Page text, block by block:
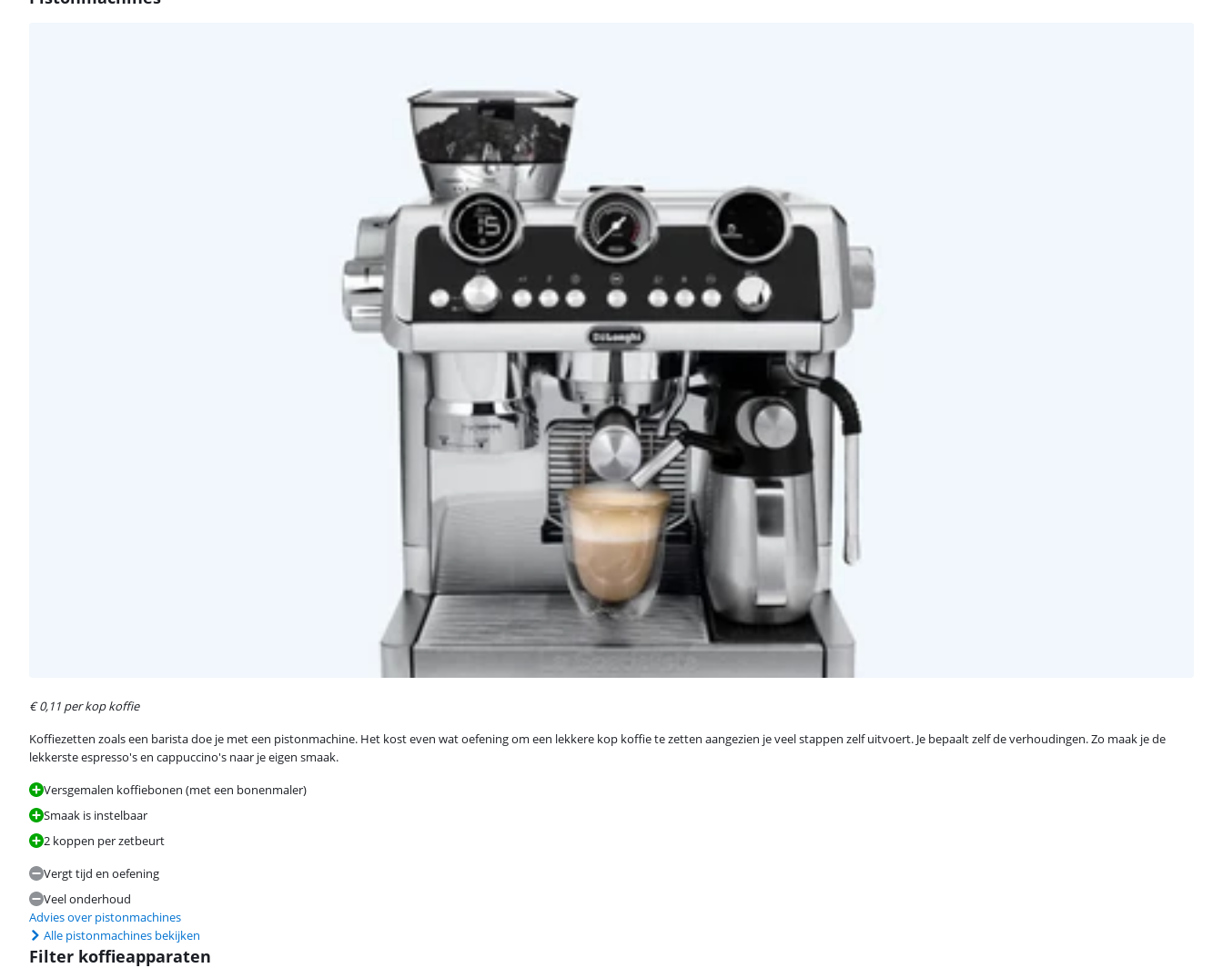
€ 0,11 per kop koffie
Koffiezetten zoals een barista doe je met een pistonmachine. Het kost even wat oefening om een lekkere kop koffie te zetten aangezien je veel stappen zelf uitvoert. Je bepaalt zelf de verhoudingen. Zo maak je de
lekkerste espresso's en cappuccino's naar je eigen smaak.
Versgemalen koffiebonen (met een bonenmaler)
Smaak is instelbaar
2 koppen per zetbeurt
Vergt tijd en oefening
Veel onderhoud
Advies over pistonmachines
Alle pistonmachines bekijken
Filter koffieapparaten